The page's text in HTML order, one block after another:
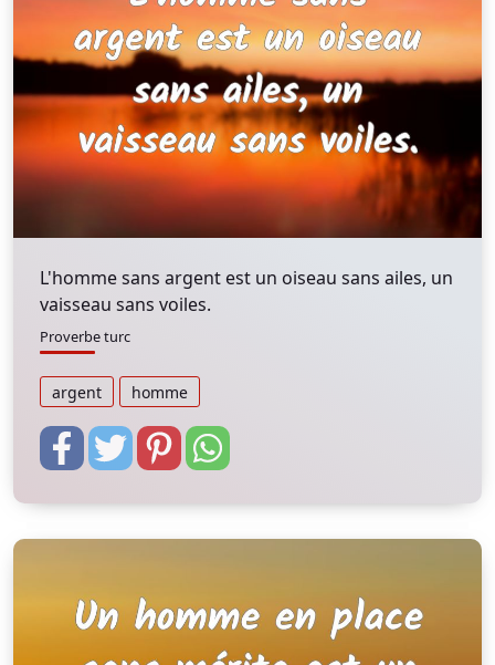
L'homme sans argent est un oiseau sans ailes, un
vaisseau sans voiles.
Proverbe turc
argent homme